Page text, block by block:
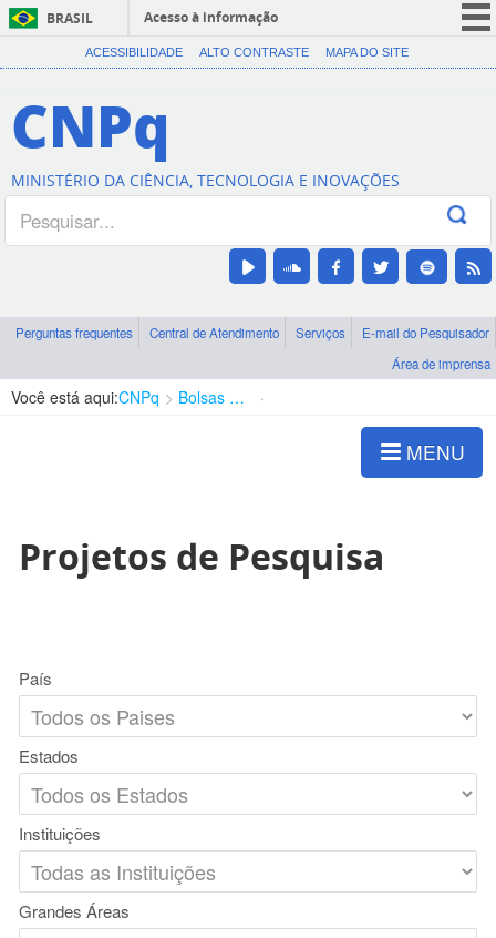
BRASIL
Acesso à informação
CORONAVÍRUS (COVID-19)
Canais
ACESSIBILIDADE ALTO CONTRASTE MAPA DO SITE
CNPq
MINISTÉRIO DA CIÊNCIA, TECNOLOGIA E INOVAÇÕES
Perguntas frequentes Central de Atendimento Serviços
E-mail do Pesquisador
Área de imprensa
Você está aqui:CNPq Bolsas e Auxílios Vigentes
MENU
Projetos de Pesquisa
País
Estados
Instituições
Grandes Áreas